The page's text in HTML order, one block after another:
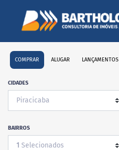
COMPRAR ALUGAR LANÇAMENTOS
CIDADES
BAIRROS
1 Selecionados